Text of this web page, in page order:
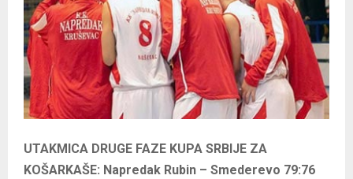
UTAKMICA DRUGE FAZE KUPA SRBIJE ZA
KOŠARKAŠE: Napredak Rubin – Smederevo 79:76